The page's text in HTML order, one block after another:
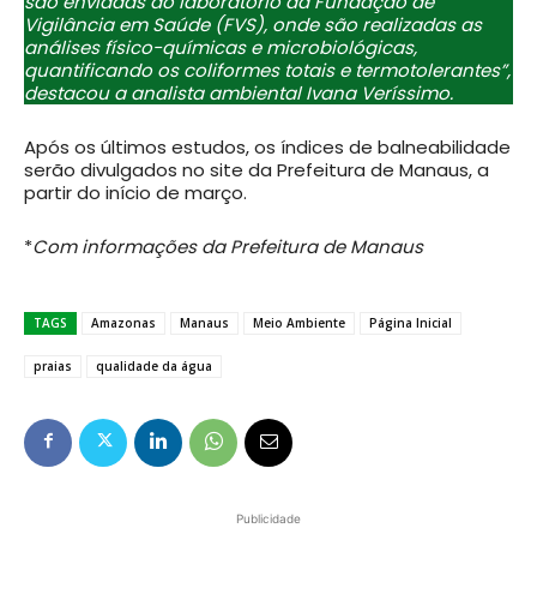
Vigilância em Saúde (FVS), onde são realizadas as
análises físico-químicas e microbiológicas,
quantificando os coliformes totais e termotolerantes”,
destacou a analista ambiental Ivana Veríssimo.
Após os últimos estudos, os índices de balneabilidade
serão divulgados no site da Prefeitura de Manaus, a
partir do início de março.
*Com informações da Prefeitura de Manaus
TAGS Amazonas Manaus Meio Ambiente Página Inicial
praias qualidade da água
Publicidade